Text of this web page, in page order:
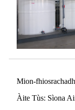
Mion-
Àite Tùs: Sìona